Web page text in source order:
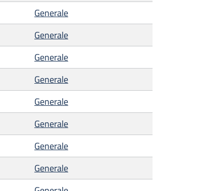
Generale
Generale
Generale
Generale
Generale
Generale
Generale
Generale